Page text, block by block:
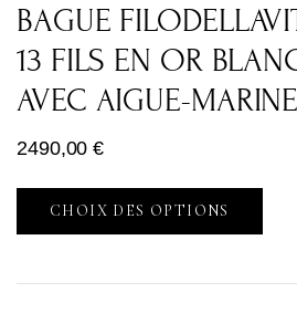
BAGUE
13 FILS EN OR
AVEC AIGUE-
2490,00€
CHOIX DES OPTIONS